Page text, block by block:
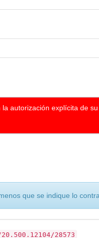
autorización explícita de
que se indique lo
28573